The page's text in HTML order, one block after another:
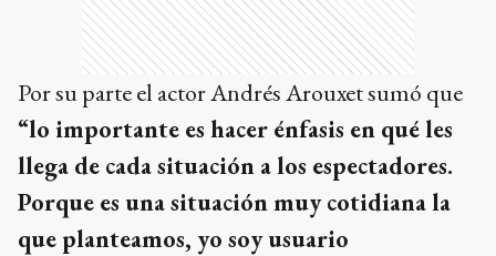
Por su parte el actor Andrés Arouxet sumó que
“lo importante es hacer énfasis en qué les
llega de cada situación a los espectadores.
Porque es una situación muy cotidiana la
que planteamos, yo soy usuario